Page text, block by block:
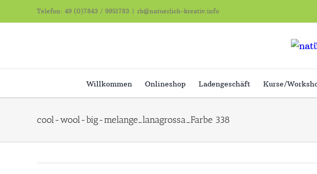
Inhalt
Telefon: 49 (0)7843 / 9951783 | rb@natuerlich-kreativ.info
Willkommen Onlineshop Ladengeschäft Kurse/
cool-wool-big-melange_lanagrossa_Farbe 338